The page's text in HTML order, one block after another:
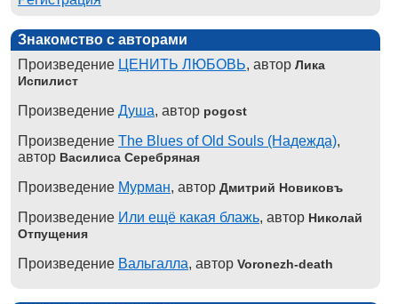
Знакомство с авторами
Произведение ЦЕНИТЬ ЛЮБОВЬ, автор Лика
Испилист
Произведение Душа, автор pogost
Произведение The Blues of Old Souls (Надежда),
автор Василиса Серебряная
Произведение Мурман, автор Дмитрий Новиковъ
Произведение Или ещё какая блажь, автор Николай
Отпущения
Произведение Вальгалла, автор Voronezh-death